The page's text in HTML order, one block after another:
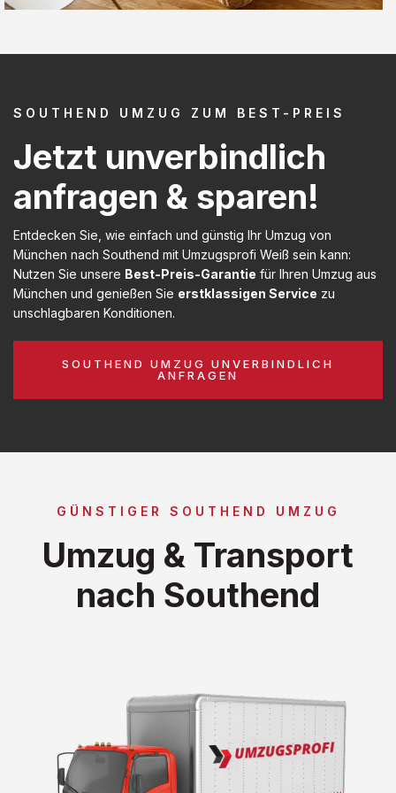
SOUTHEND UMZUG ZUM BEST-PREIS
Jetzt unverbindlich
anfragen & sparen!
Entdecken Sie, wie einfach und günstig Ihr Umzug von
München nach Southend mit Umzugsprofi Weiß sein kann:
Nutzen Sie unsere Best-Preis-Garantie für Ihren Umzug aus
München und genießen Sie erstklassigen Service zu
unschlagbaren Konditionen.
SOUTHEND UMZUG UNVERBINDLICH
ANFRAGEN
GÜNSTIGER SOUTHEND UMZUG
Umzug & Transport
nach Southend